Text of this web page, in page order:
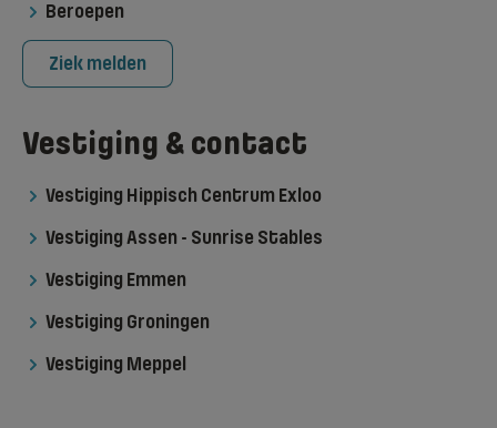
Beroepen
Ziek melden
Vestiging & contact
Vestiging Hippisch Centrum Exloo
Vestiging Assen - Sunrise Stables
Vestiging Emmen
Vestiging Groningen
Vestiging Meppel